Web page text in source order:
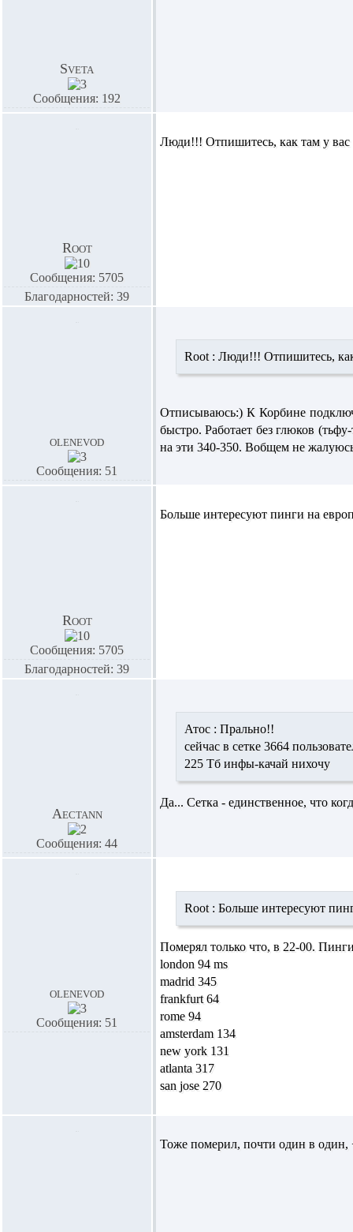
Sveta
Сообщения: 192
Root
Сообщения: 5705
Благодарностей: 39
Люди!!! Отпишитесь, как там у вас
olenevod
Сообщения: 51
Root : Люди!!! Отпишитесь,
Отписываюсь:) К Корбине
быстро. Работает без глюков
на эти 340-350. Вобщем не
Root
Сообщения: 5705
Благодарностей: 39
Больше интересуют пинги на
Aectann
Сообщения: 44
Атос : Прально!!
сейчас в сетке 3664
225 Тб инфы-качай нихочу
Да... Сетка - единственное, что
olenevod
Сообщения: 51
Root : Больше интересуют
Померял только что, в 22-00.
london 94 ms
madrid 345
frankfurt 64
rome 94
amsterdam 134
new york 131
atlanta 317
san jose 270
Тоже померил, почти один в один,